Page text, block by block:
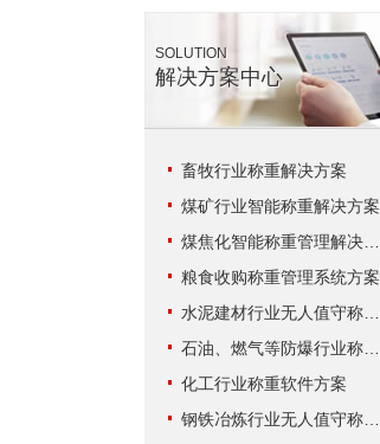
SOLUTION
解决方案中心
畜牧行业称重解决方案
煤矿行业智能称重解决方案
煤焦化智能称重管理解决方案
粮食收购称重管理系统方案
水泥建材行业无人值守称重解决方案
石油、燃气等防爆行业称重系统方案
化工行业称重软件方案
钢铁冶炼行业无人值守称重软件方案